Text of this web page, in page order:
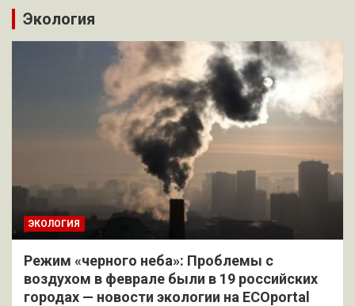
Экология
ЭКОЛОГИЯ
Режим «черного неба»: Проблемы с
воздухом в феврале были в 19 российских
городах — новости экологии на ECOportal